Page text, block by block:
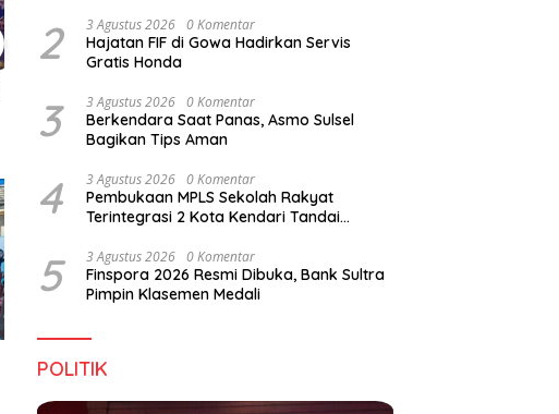
Batas Negara
Sultra Terus Maju, Namun
Infrastruktur Pariwisata dan
2 3 Agustus 2026 0 Komentar
Hajatan FIF di Gowa Hadirkan Servis
Gratis Honda
3 3 Agustus 2026 0 Komentar
Berkendara Saat Panas, Asmo Sulsel
Bagikan Tips Aman
4 3 Agustus 2026 0 Komentar
Pembukaan MPLS Sekolah Rakyat
Terintegrasi 2 Kota Kendari Tandai
5 3 Agustus 2026 0 Komentar
Finspora 2026 Resmi Dibuka, Bank Sultra
Pimpin Klasemen Medali
POLITIK